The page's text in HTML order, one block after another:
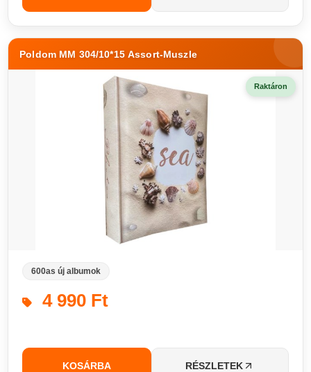
Poldom MM 304/10*15 Assort-Muszle
Raktáron
600as új albumok
4 990 Ft
KOSÁRBA RÉSZLETEK